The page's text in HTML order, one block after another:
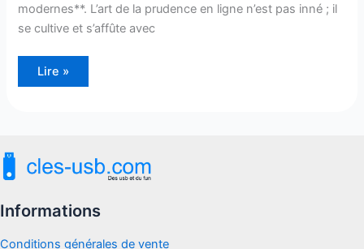
modernes**. L’art de la prudence en ligne n’est pas inné ; il
se cultive et s’affûte avec
Lire »
Informations
Conditions générales de vente